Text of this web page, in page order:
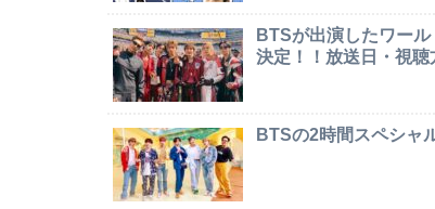
BTSが出演したワー
決定！！放送日・視聴
BTSの2時間スペシャ